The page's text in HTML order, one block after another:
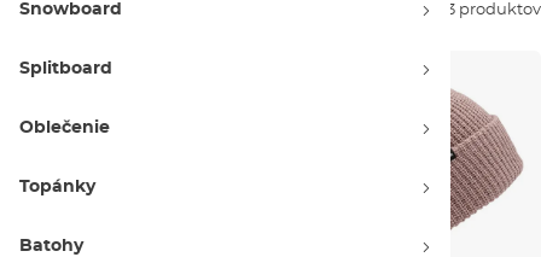
Snowboard
Splitboard
Oblečenie
Topánky
Batohy
Zoradiť podľa: 53 produktov